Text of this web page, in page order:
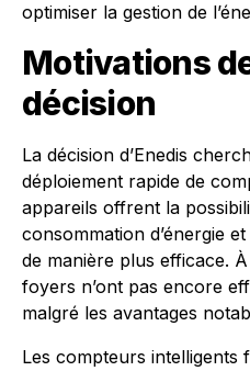
optimiser la gestion de
Motivations
décision
La décision d’Enedis
déploiement rapide de
appareils offrent la
consommation d’énergie
de manière plus efficace.
foyers n’ont pas encore
malgré les avantages
Les compteurs intelligents